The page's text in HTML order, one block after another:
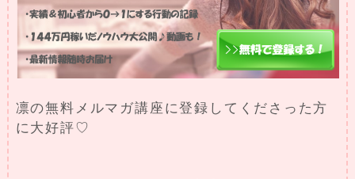
凛の無料メルマガ講座に登録してくださった方
に大好評♡